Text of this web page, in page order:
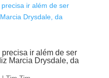
precisa ir além de ser
Marcia Drysdale, da